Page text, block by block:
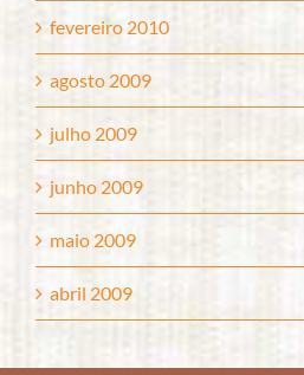
fevereiro 2010
agosto 2009
julho 2009
junho 2009
maio 2009
abril 2009